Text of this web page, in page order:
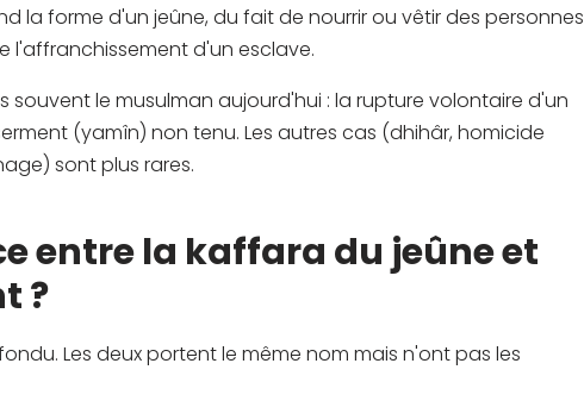
la forme d'un jeûne, du fait de nourrir ou vêtir des personnes
l'affranchissement d'un esclave.
souvent le musulman aujourd'hui : la rupture volontaire d'un
(yamîn) non tenu. Les autres cas (dhihâr, homicide
sont plus rares.
entre la kaffara du jeûne et
?
Les deux portent le même nom mais n'ont pas les